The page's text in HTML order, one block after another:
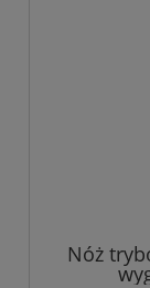
Nóż